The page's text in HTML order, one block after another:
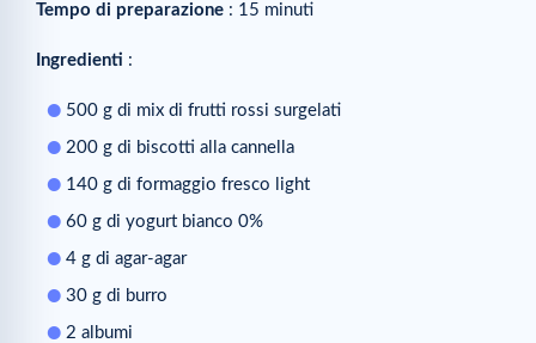
Tempo di preparazione : 15 minuti
Ingredienti :
500 g di mix di frutti rossi surgelati
200 g di biscotti alla cannella
140 g di formaggio fresco light
60 g di yogurt bianco 0%
4 g di agar-agar
30 g di burro
2 albumi